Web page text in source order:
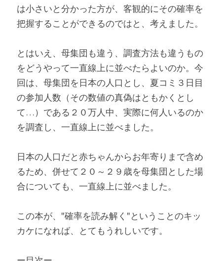
は小さいと分かった方が、客観的にその確率を
把握することができるのではと、考えました。
とはいえ、母集団も違う、調査方法も違うもの
をどうやって一直線上に並べたらよいのか。今
回は、母集団を日本の人口とし、夏コミ３日目
の参加人数（その数値の真偽はともかくとし
て…）である２０万人中、実際に何人いるのか
を調査し、一直線上に並べました。
日本の人口だと赤ちゃんからお年寄りまで含め
るため、併せて２０～２９歳を母集団とした場
合についても、一直線上に並べました。
この本が、"確率を読み解く"ということのキッ
カケになれば、とてもうれしいです。